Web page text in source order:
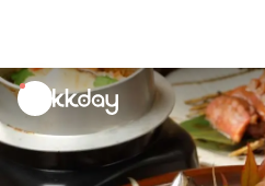
unread
notifications